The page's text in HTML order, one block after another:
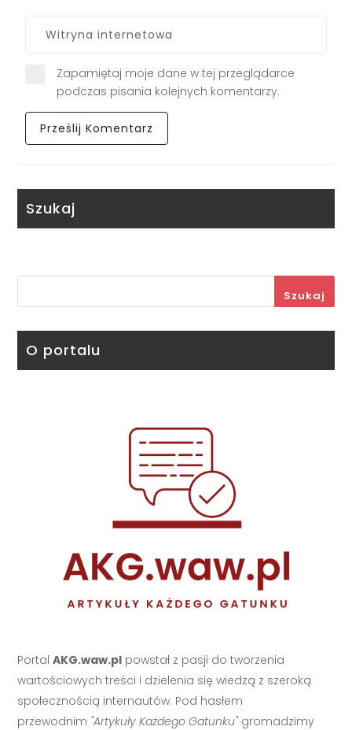
Zapamiętaj moje dane w tej przeglądarce
podczas pisania kolejnych komentarzy.
Szukaj
Szukaj
O portalu
PortalAKG.waw.pl powstał z pasji do tworzenia
wartościowych treści i dzielenia się wiedzą z szeroką
społecznością internautów. Pod hasłem
przewodnim "Artykuły Każdego Gatunku"gromadzimy